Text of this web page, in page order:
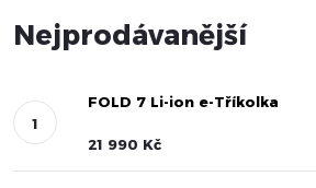
Nejprodávanější
FOLD 7 Li-ion e-Tříkolka
21 990 Kč